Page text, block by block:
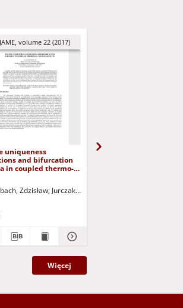
volume 22 (2017)
uniqueness
and bifurcation
in coupled thermo-
Zdzisław Jurczak, Paweł - red.
Więcej